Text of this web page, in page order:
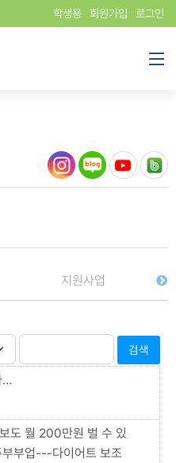
학생용 회원가입 로그인
지원사업
…
도 월 200만원 벌 수 있
부업---다이어트 보조